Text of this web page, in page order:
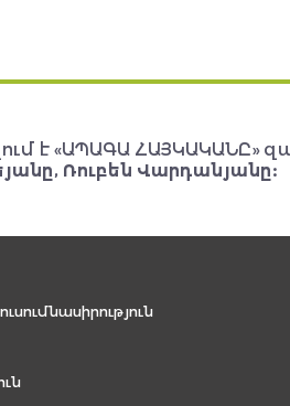
է «ԱՊԱԳԱ
Ռուբեն Վարդանյանը: